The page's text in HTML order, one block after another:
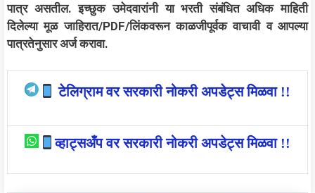
पात्र असतील. इच्छुक उमेदवारांनी या भरती संबंधित अधिक माहिती
दिलेल्या मूळ जाहिरात/PDF/लिंकवरून काळजीपूर्वक वाचावी व आपल्या
पात्रतेनुसार अर्ज करावा.
टेलिग्राम वर सरकारी नोकरी अपडेट्स मिळवा !!
व्हाट्सअँप वर सरकारी नोकरी अपडेट्स मिळवा !!